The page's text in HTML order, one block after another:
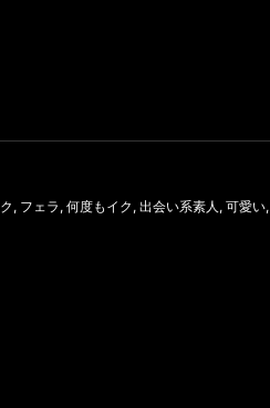
, フェラ , 何度もイク , 出会い系素人 , 可愛い,